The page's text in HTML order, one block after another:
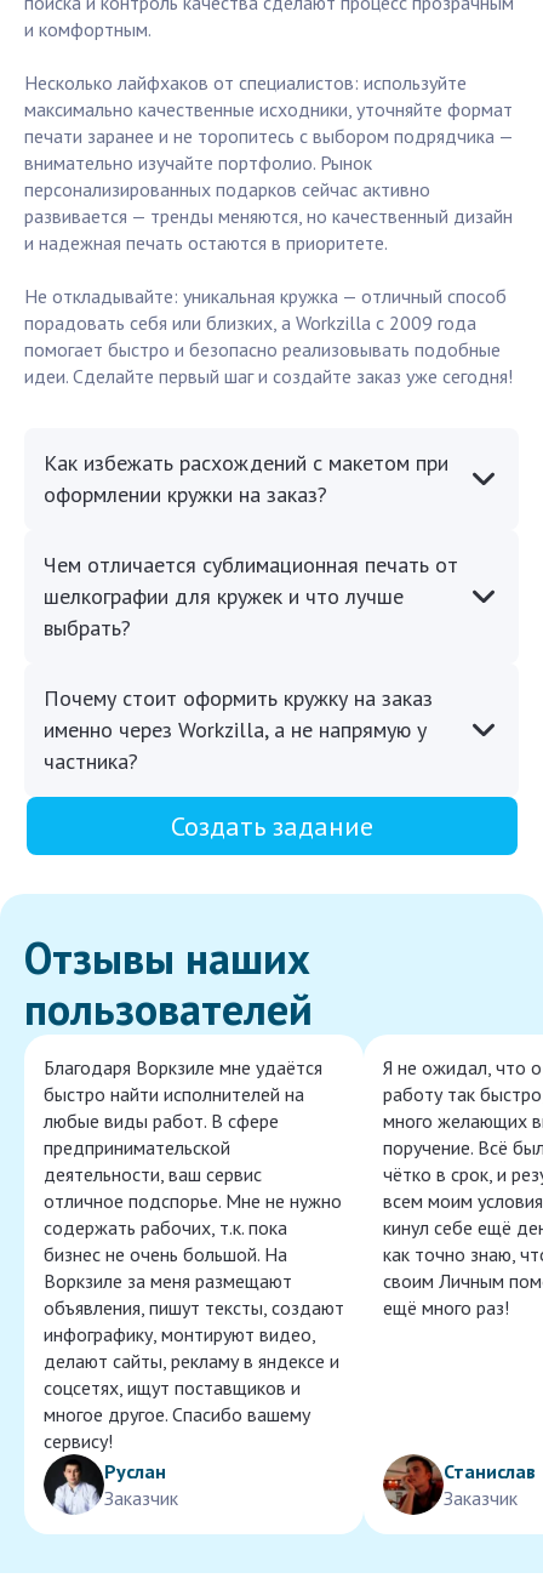
и комфортным.
Несколько лайфхаков от специалистов: используйте
максимально качественные исходники, уточняйте формат
печати заранее и не торопитесь с выбором подрядчика —
внимательно изучайте портфолио. Рынок
персонализированных подарков сейчас активно
развивается — тренды меняются, но качественный дизайн
и надежная печать остаются в приоритете.
Не откладывайте: уникальная кружка — отличный способ
порадовать себя или близких, а Workzilla с 2009 года
помогает быстро и безопасно реализовывать подобные
идеи. Сделайте первый шаг и создайте заказ уже сегодня!
Как избежать расхождений с макетом при
оформлении кружки на заказ?
Чем отличается сублимационная печать от
шелкографии для кружек и что лучше
выбрать?
Почему стоит оформить кружку на заказ
именно через Workzilla, а не напрямую у
частника?
Создать задание
Отзывы наших
пользователей
Благодаря Воркзиле мне удаётся
быстро найти исполнителей на
любые виды работ. В сфере
предпринимательской
деятельности, ваш сервис
отличное подспорье. Мне не нужно
содержать рабочих, т.к. пока
бизнес не очень большой. На
Воркзиле за меня размещают
объявления, пишут тексты, создают
инфографику, монтируют видео,
делают сайты, рекламу в яндексе и
соцсетях, ищут поставщиков и
многое другое. Спасибо вашему
сервису!
Руслан
Заказчик
Я не ожидал, что
работу так
много желающих
поручение. Всё
чётко в срок, и
всем моим
кинул себе ещё
как точно знаю,
своим Личным
ещё много раз!
Станислав
Заказчик